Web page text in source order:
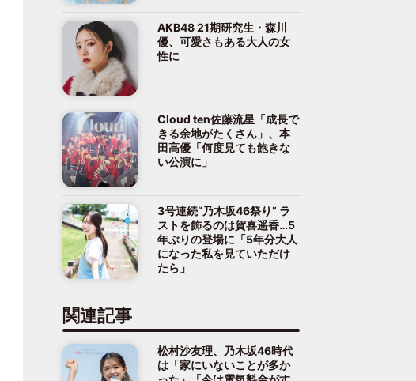
AKB48 21期研究生・森川
優、可愛さもある大人の女
性に
Cloud ten佐藤流星「成長で
きる余地がたくさん」、本
田高優「何度見ても飽きな
い公演に」
3号連続“乃木坂46祭り” ラ
ストを飾るのは賀喜遥香…5
年ぶりの登場に「5年分大人
になった私を見ていただけ
たら」
関連記事
松村沙友理、乃木坂46時代
は「家にいないことが多か